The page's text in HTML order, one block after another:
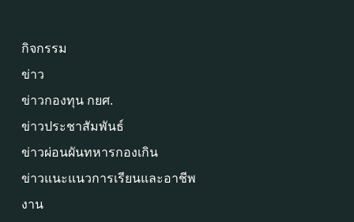
กิจกรรม
ข่าว
ข่าวกองทุน กยศ.
ข่าวประชาสัมพันธ์
ข่าวผ่อนผันทหารกองเกิน
ข่าวแนะแนวการเรียนและอาชีพ
งาน